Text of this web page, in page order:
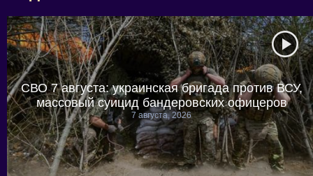
СВО 7 августа: украинская бригада против ВСУ,
массовый суицид бандеровских офицеров
7 августа, 2026